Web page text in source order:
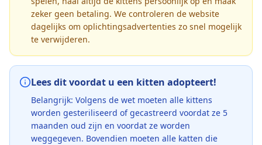
zeker geen betaling. We controleren de website
dagelijks om oplichtingsadvertenties zo snel mogelijk
te verwijderen.
Lees dit voordat u een kitten adopteert!
Belangrijk: Volgens de wet moeten alle kittens
worden gesteriliseerd of gecastreerd voordat ze 5
maanden oud zijn en voordat ze worden
weggegeven. Bovendien moeten alle katten die